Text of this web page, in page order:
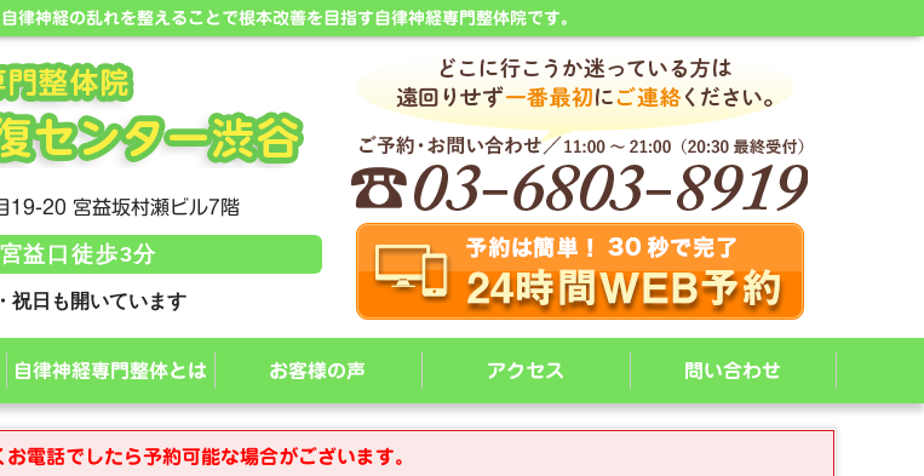
律神経の乱れを整えることで根本改善を目指す自律神経専門整体院です。
19-20 宮益坂村瀬ビル7階
益口徒歩3分
祝日も開いています
自律神経専門整体とは お客様の声 アクセス 問い合わせ
電話でしたら予約可能な場合がございます。